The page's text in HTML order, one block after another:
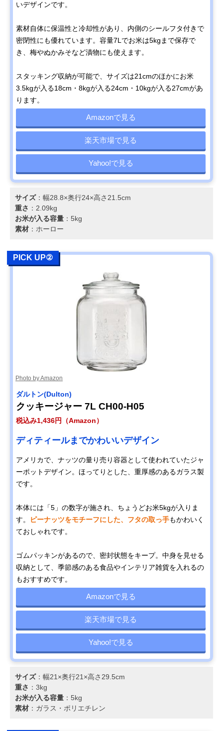
(PEARL METAL)
まストック5kg用
チする色を選べる
高さ32cm
ぼん家具 桐製米び
KCBUB3300-B
洋風キッチンにお
プ
Amazonで見る
富士商(Fujisho)
プ付き ライスキー
プボトル
ガラス製のスリム
ゃれ
直径9×高さ
アスベル(Asvel) S
計量米びつ6kg
7527
機能とインテリア
性を重視したハイ
グレードモデル
幅15.1×奥行
パール金属
(PEARL METAL)
BLKP 密閉ハンデ
ー2.4kg用 AZ-
空間を引き締める
黒で、生活感を抑
えて収納
さ29.5cm
Amazonで見る
山崎実業
米びつ
Amazonで見る
型米びつ 花柄 6kg
TMK-6
ラス
リス(RISU) リベラ
リスタ ライススト
ッカー 4_GLIH
インテリアに溶け
込むカラーと使い
やすい形状
アントビー 全自動
真空保存容器 ‎AB-
シンプルでコンパ
クト。収納も手入
れも楽々
樅100(もみひゃ
く) 最後の１粒ま
底部分の段差がデ
ザインのアクセン
いデザインです。
素材自体に保温性と冷却性があり、内側のシールフタ付きで
密閉性にも優れています。容量7Lでお米は5kgまで保存で
き、梅やぬかみそなど漬物にも使えます。
スタッキング収納が可能で、サイズは21cmのほかにお米
3.5kgが入る18cm・8kgが入る24cm・10kgが入る27cmがあ
ります。
Amazonで見る
楽天市場で見る
Yahoo!で見る
サイズ：幅28.8×奥行24×高さ21.5cm
重さ ：2.09kg
お米が入る容量 ：5kg
素材 ：ホーロー
PICK UP②
Photo by Amazon
ダルトン(Dulton)
クッキージャー 7L CH00-H05
税込み1,436円（Amazon）
ディティールまでかわいいデザイン
アメリカで、ナッツの量り売り容器として使われていたジャ
ーポットデザイン。ほってりとした、重厚感のあるガラス製
です。
本体には「5」の数字が施され、ちょうどお米5kgが入りま
す。
ピーナッツをモチーフにした、フタの取っ手もかわいく
ておしゃれです。
ゴムパッキンがあるので、密封状態をキープ。中身を見せる
収納として、季節感のある食品やインテリア雑貨を入れるの
もおすすめです。
Amazonで見る
楽天市場で見る
Yahoo!で見る
サイズ：幅21×奥行21×高さ29.5cm
重さ ：3kg
お米が入る容量 ：5kg
素材 ：ガラス・ポリエチレン